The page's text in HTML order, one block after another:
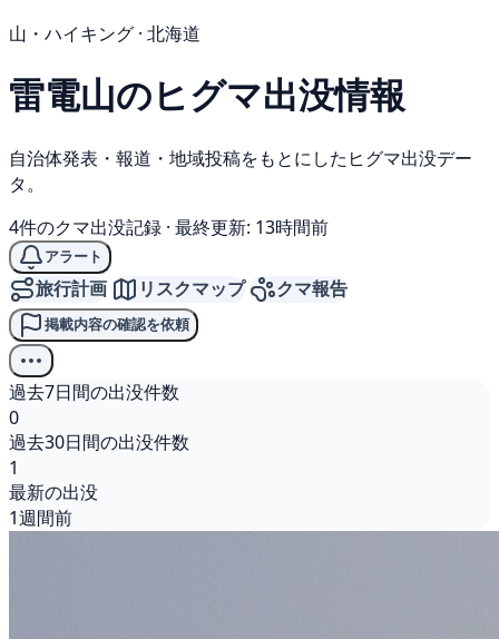
山・ハイキング · 北海道
雷電山のヒグマ出没情報
自治体発表・報道・地域投稿をもとにしたヒグマ出没デー
タ。
4件のクマ出没記録 · 最終更新: 13時間前
アラート
旅行計画 リスクマップ クマ報告
掲載内容の確認を依頼
過去7日間の出没件数
0
過去30日間の出没件数
1
最新の出没
1週間前